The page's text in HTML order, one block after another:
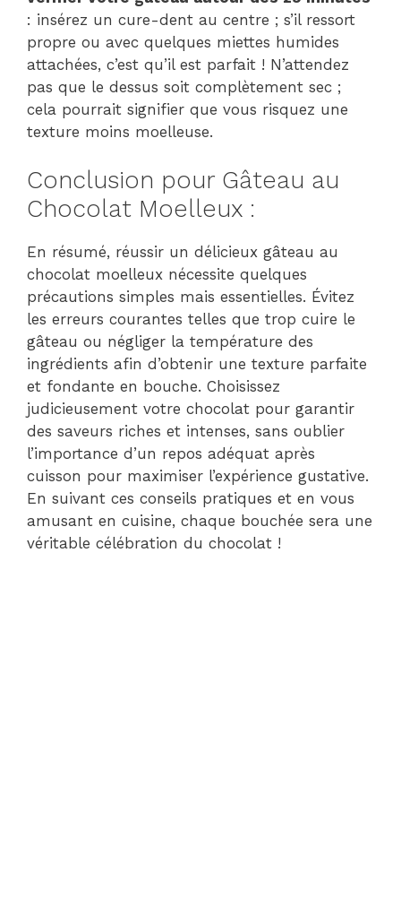
: insérez un cure-dent au centre ; s’il ressort
propre ou avec quelques miettes humides
attachées, c’est qu’il est parfait ! N’attendez
pas que le dessus soit complètement sec ;
cela pourrait signifier que vous risquez une
texture moins moelleuse.
Conclusion pour Gâteau au
Chocolat Moelleux :
En résumé, réussir un délicieux gâteau au
chocolat moelleux nécessite quelques
précautions simples mais essentielles. Évitez
les erreurs courantes telles que trop cuire le
gâteau ou négliger la température des
ingrédients afin d’obtenir une texture parfaite
et fondante en bouche. Choisissez
judicieusement votre chocolat pour garantir
des saveurs riches et intenses, sans oublier
l’importance d’un repos adéquat après
cuisson pour maximiser l’expérience gustative.
En suivant ces conseils pratiques et en vous
amusant en cuisine, chaque bouchée sera une
véritable célébration du chocolat !